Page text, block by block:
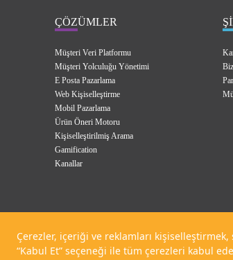
Çerezler, içeriği ve reklamları
“Kabul Et” seçeneği ile tüm çerezleri kabul
ÇÖZÜMLER
Müşteri Veri Platformu
Müşteri Yolculuğu Yönetimi
E Posta Pazarlama
Web Kişiselleştirme
Mobil Pazarlama
Ürün Öneri Motoru
Kişiselleştirilmiş Arama
Gamification
Kanallar